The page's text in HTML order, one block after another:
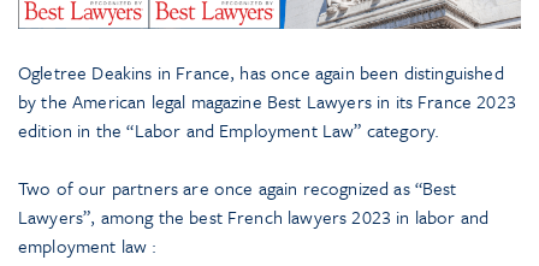
Ogletree Deakins in France, has once again been distinguished
by the American legal magazine Best Lawyers in its France 2023
edition in the “Labor and Employment Law” category.
Two of our partners are once again recognized as “Best
Lawyers”, among the best French lawyers 2023 in labor and
employment law :